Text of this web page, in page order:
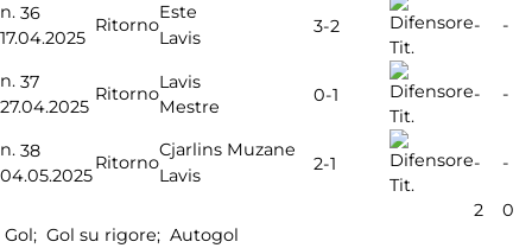
n. 36
17.04.2025
Ritorno
Este
Lavis
3-2
Tit.
- -
n. 37
27.04.2025
Ritorno
Lavis
Mestre
0-1
Tit.
- -
n. 38
04.05.2025
Ritorno
Cjarlins Muzane
Lavis
2-1
Tit.
- -
2
0
Gol; Gol su rigore; Autogol